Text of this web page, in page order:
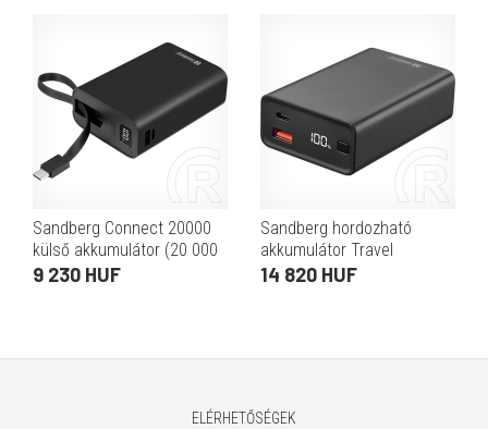
Sandberg Connect 20000
külső akkumulátor (20 000
mAh, 77Wh, PD 20W, USB-C
9 230 HUF
Sandberg hordozható
akkumulátor Travel
powerbank 20 000 mAh
14 820 HUF
ELÉRHETŐSÉGEK